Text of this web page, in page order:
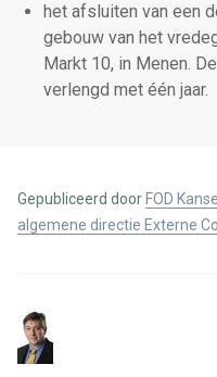
het afsluiten van een
gebouw van het
Markt 10, in Menen.
verlengd met één jaar.
Gepubliceerd door FOD
algemene directie Externe